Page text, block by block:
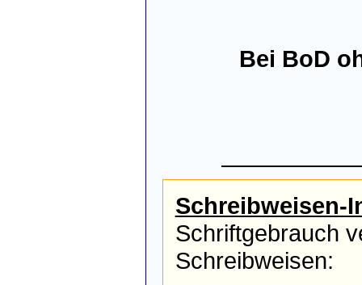
Bei BoD
Schreibweisen-
Schriftgebrauch
Schreibweisen: